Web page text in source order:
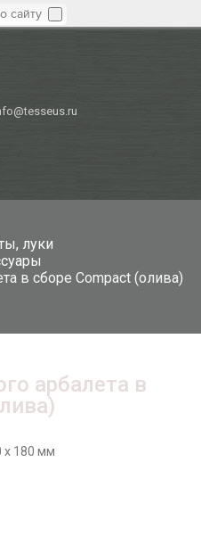
луки
в сборе Compact (олива)
арбалета в
x 180 мм